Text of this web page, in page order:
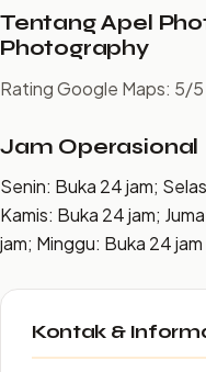
Tentang Apel
Photography
Rating Google Maps: 5/5
Jam Operasional
Senin: Buka 24 jam;
Kamis: Buka 24 jam;
jam; Minggu: Buka 24 jam
Kontak &